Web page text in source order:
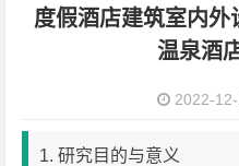
度假酒店建筑室内
温泉酒
2022-12-
1. 研究目的与意义